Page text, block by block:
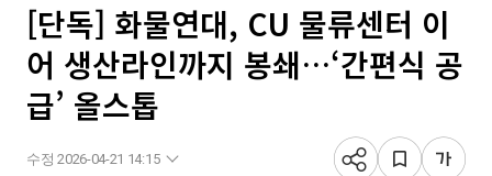
[단독] 화물연대, CU 물류센터 이
어 생산라인까지 봉쇄…‘간편식 공
급’ 올스톱
수정 2026-04-21 14:15